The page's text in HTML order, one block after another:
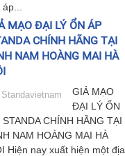
MẠO ĐẠI LÝ ỔN ÁP
CHÍNH HÃNG TẠI
NAM HOÀNG MAI HÀ
Standavietnam
GIẢ MẠO
ĐẠI LÝ ỔN
STANDA CHÍNH HÃNG TẠI
NAM HOÀNG MAI HÀ
Hiện nay xuất hiện một địa